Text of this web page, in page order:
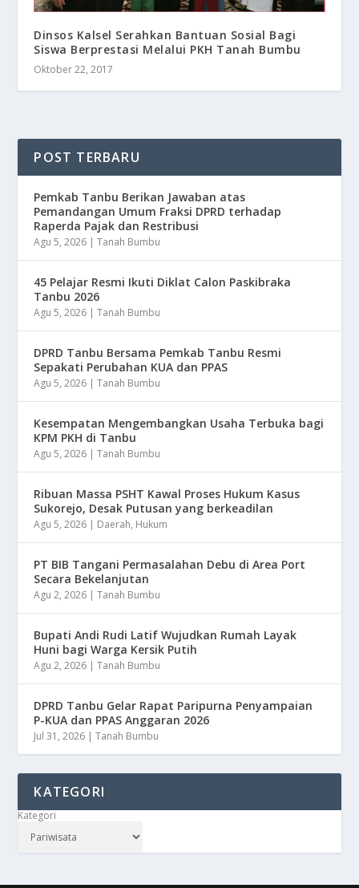
Dinsos Kalsel Serahkan Bantuan Sosial Bagi
Siswa Berprestasi Melalui PKH Tanah Bumbu
Oktober 22, 2017
POST TERBARU
Pemkab Tanbu Berikan Jawaban atas
Pemandangan Umum Fraksi DPRD terhadap
Raperda Pajak dan Restribusi
Agu 5, 2026 |Tanah Bumbu
45 Pelajar Resmi Ikuti Diklat Calon Paskibraka
Tanbu 2026
Agu 5, 2026 |Tanah Bumbu
DPRD Tanbu Bersama Pemkab Tanbu Resmi
Sepakati Perubahan KUA dan PPAS
Agu 5, 2026 |Tanah Bumbu
Kesempatan Mengembangkan Usaha Terbuka bagi
KPM PKH di Tanbu
Agu 5, 2026 |Tanah Bumbu
Ribuan Massa PSHT Kawal Proses Hukum Kasus
Sukorejo, Desak Putusan yang berkeadilan
Agu 5, 2026 | Daerah, Hukum
PT BIB Tangani Permasalahan Debu di Area Port
Secara Bekelanjutan
Agu 2, 2026 |Tanah Bumbu
Bupati Andi Rudi Latif Wujudkan Rumah Layak
Huni bagi Warga Kersik Putih
Agu 2, 2026 |Tanah Bumbu
DPRD Tanbu Gelar Rapat Paripurna Penyampaian
P-KUA dan PPAS Anggaran 2026
Jul 31, 2026 |Tanah Bumbu
KATEGORI
Kategori